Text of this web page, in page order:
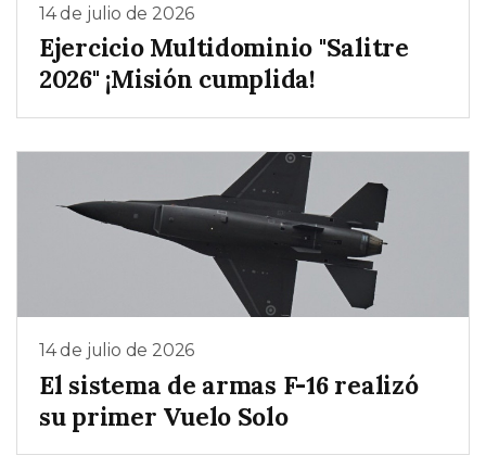
14 de julio de 2026
Ejercicio Multidominio "Salitre
2026" ¡Misión cumplida!
14 de julio de 2026
El sistema de armas F-16 realizó
su primer Vuelo Solo